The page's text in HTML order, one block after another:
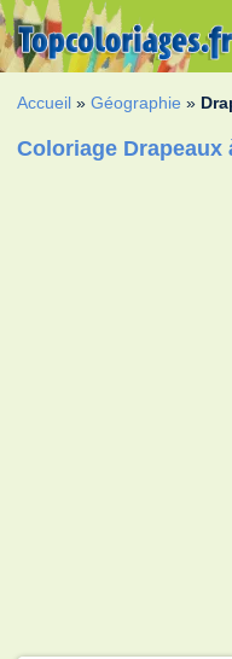
Accueil »Géographie »
Coloriage Drapeaux